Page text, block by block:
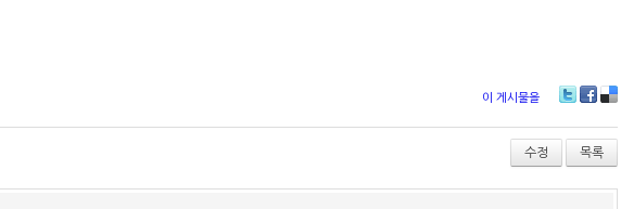
이 게시물을
wi
er
ce
bo
ok
lici
ou
s
수정 목록